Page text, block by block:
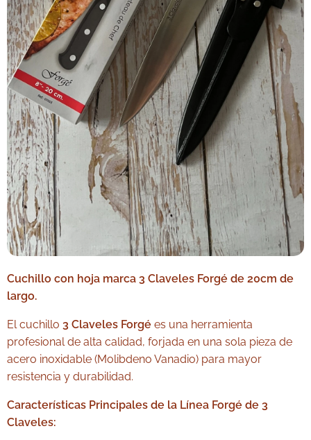
Cuchillo con hoja marca 3 Claveles Forgé de 20cm de
largo.
El cuchillo 3 Claveles Forgé es una herramienta
profesional de alta calidad, forjada en una sola pieza de
acero inoxidable (Molibdeno Vanadio) para mayor
resistencia y durabilidad.
Características Principales de la Línea Forgé de 3
Claveles: